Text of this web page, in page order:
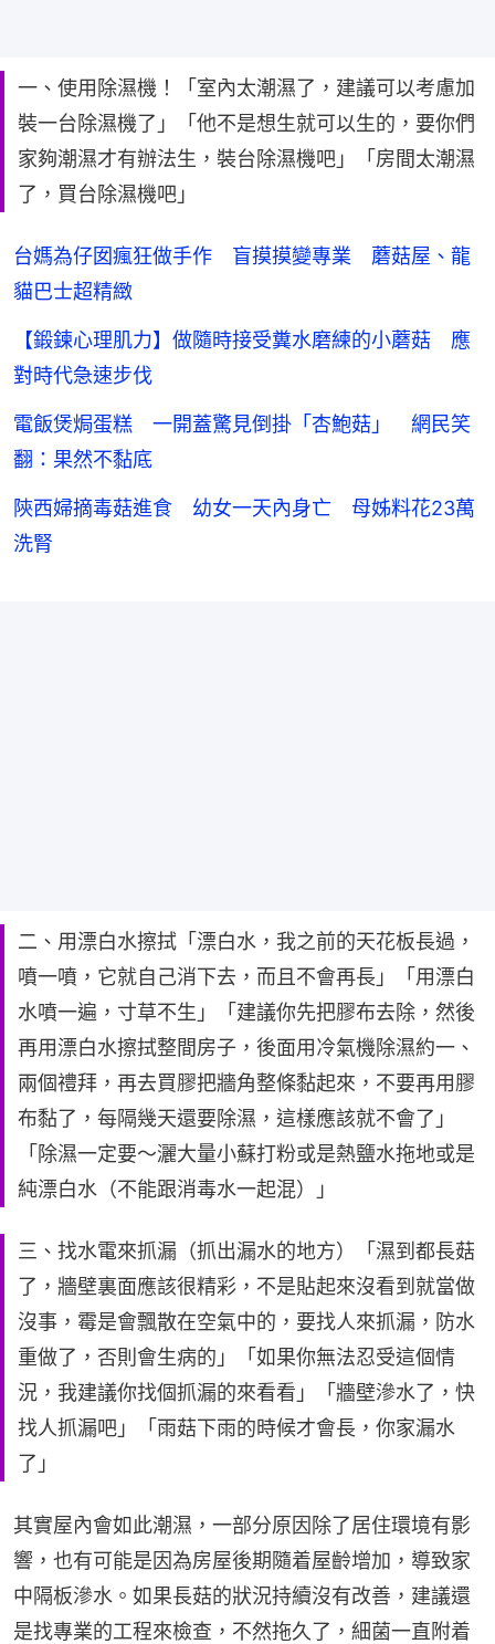
一、使用除濕機！「室內太潮濕了，建議可以考慮加
裝一台除濕機了」「他不是想生就可以生的，要你們
家夠潮濕才有辦法生，裝台除濕機吧」「房間太潮濕
了，買台除濕機吧」
台媽為仔囡瘋狂做手作 盲摸摸變專業 蘑菇屋、龍
貓巴士超精緻
【鍛鍊心理肌力】做隨時接受糞水磨練的小蘑菇 應
對時代急速步伐
電飯煲焗蛋糕 一開蓋驚見倒掛「杏鮑菇」 網民笑
翻：果然不黏底
陝西婦摘毒菇進食 幼女一天內身亡 母姊料花23萬
洗腎
二、用漂白水擦拭「漂白水，我之前的天花板長過，
噴一噴，它就自己消下去，而且不會再長」「用漂白
水噴一遍，寸草不生」「建議你先把膠布去除，然後
再用漂白水擦拭整間房子，後面用冷氣機除濕約一、
兩個禮拜，再去買膠把牆角整條黏起來，不要再用膠
布黏了，每隔幾天還要除濕，這樣應該就不會了」
「除濕一定要～灑大量小蘇打粉或是熱鹽水拖地或是
純漂白水（不能跟消毒水一起混）」
三、找水電來抓漏（抓出漏水的地方）「濕到都長菇
了，牆壁裏面應該很精彩，不是貼起來沒看到就當做
沒事，霉是會飄散在空氣中的，要找人來抓漏，防水
重做了，否則會生病的」「如果你無法忍受這個情
況，我建議你找個抓漏的來看看」「牆壁滲水了，快
找人抓漏吧」「雨菇下雨的時候才會長，你家漏水
了」
其實屋內會如此潮濕，一部分原因除了居住環境有影
響，也有可能是因為房屋後期隨着屋齡增加，導致家
中隔板滲水。如果長菇的狀況持續沒有改善，建議還
是找專業的工程來檢查，不然拖久了，細菌一直附着